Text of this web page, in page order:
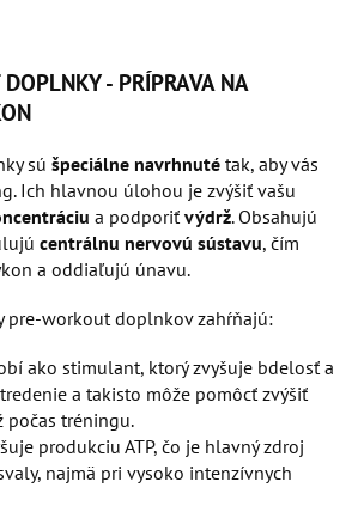
- PRÍPRAVA NA
sú špeciálne navrhnuté tak, aby vás
Ich hlavnou úlohou je zvýšiť vašu
a podporiť výdrž. Obsahujú
centrálnu nervovú sústavu, čím
a oddiaľujú únavu.
pre-workout doplnkov zahŕňajú:
ako stimulant, ktorý zvyšuje bdelosť a
a takisto môže pomôcť zvýšiť
počas tréningu.
produkciu ATP, čo je hlavný zdroj
najmä pri vysoko intenzívnych